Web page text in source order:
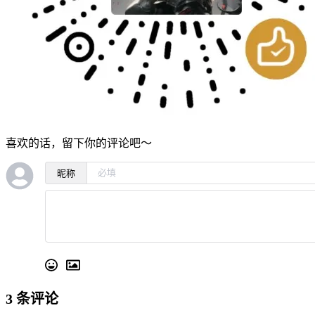
喜欢的话，留下你的评论吧～
昵称
3 条评论